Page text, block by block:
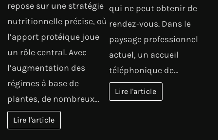
repose sur une stratégie
nutritionnelle précise, où
l’apport protéique joue
un rôle central. Avec
l’augmentation des
régimes à base de
plantes, de nombreux…
Lire l'article
qui ne peut obtenir de
rendez-vous. Dans le
paysage professionnel
actuel, un accueil
téléphonique de…
Lire l'article